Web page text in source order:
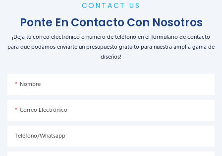
CONTACT US
Ponte En Contacto Con Nosotros
¡Deja tu correo electrónico o número de teléfono en el formulario de contacto
para que podamos enviarte un presupuesto gratuito para nuestra amplia gama de
diseños!
Nombre
Correo Electrónico
Teléfono/Whatsapp